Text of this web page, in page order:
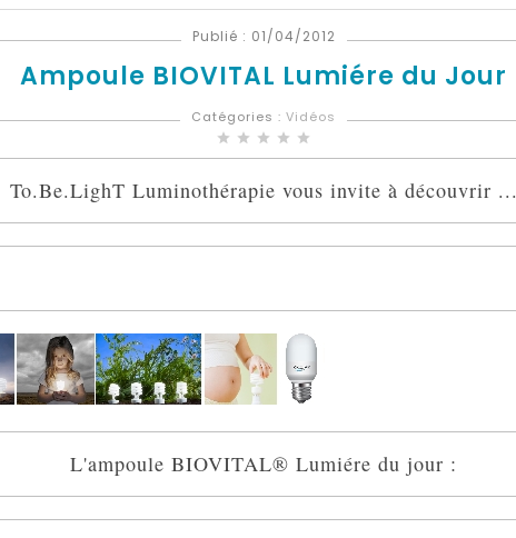
Publié : 01/04/2012
Ampoule BIOVITAL Lumiére du Jour
Catégories : Vidéos
star star star star star
To.Be.LighT Luminothérapie vous invite à découvrir ...
L'ampoule BIOVITAL® Lumiére du jour :